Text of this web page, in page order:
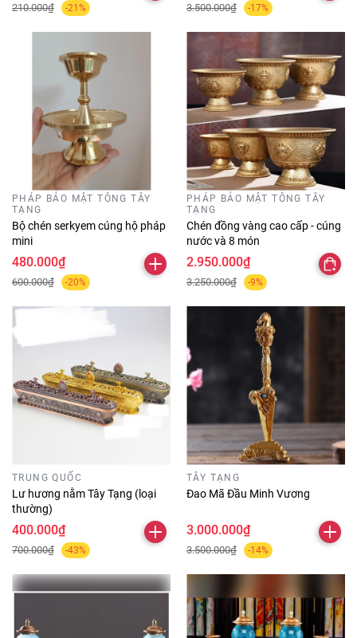
210.000₫ -21% 3.500.000₫ -17%
PHÁP BẢO MẬT TÔNG TÂY
TẠNG
Bộ chén serkyem cúng hộ pháp
mini
480.000₫
600.000₫ -20%
PHÁP BẢO MẬT TÔNG TÂY
TẠNG
Chén đồng vàng cao cấp - cúng
nước và 8 món
2.950.000₫
3.250.000₫ -9%
TRUNG QUỐC
Lư hương nằm Tây Tạng (loại
thường)
400.000₫
700.000₫ -43%
TÂY TẠNG
Đao Mã Đầu Minh Vương
3.000.000₫
3.500.000₫ -14%